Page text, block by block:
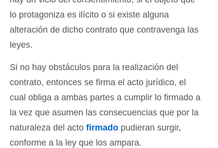
lo protagoniza es ilícito o si existe alguna
alteración de dicho contrato que contravenga las
leyes.
Si no hay obstáculos para la realización del
contrato, entonces se firma el acto jurídico, el
cual obliga a ambas partes a cumplir lo firmado a
la vez que asumen las consecuencias que por la
naturaleza del acto firmado pudieran surgir,
conforme a la ley que los ampara.